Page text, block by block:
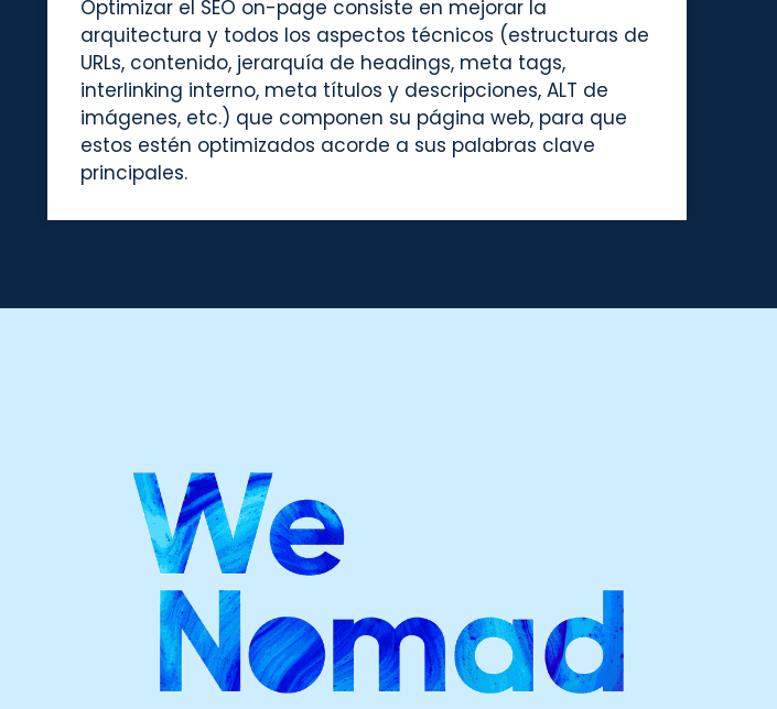
Optimizar el SEO on-page consiste en mejorar la
arquitectura y todos los aspectos técnicos (estructuras de
URLs, contenido, jerarquía de headings, meta tags,
interlinking interno, meta títulos y descripciones, ALT de
imágenes, etc.) que componen su página web, para que
estos estén optimizados acorde a sus palabras clave
principales.